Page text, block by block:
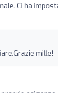
Ci ha
mille!